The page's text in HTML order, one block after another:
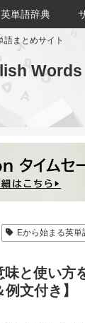
語まとめサイト
Words
英単語辞典
Eから始まる英単
味と使い方
文付き】